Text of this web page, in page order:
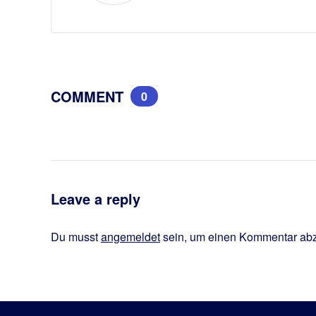
COMMENT 0
Leave a reply
Du musstangemeldetsein, um einen Kommentar